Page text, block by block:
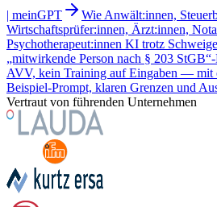
| meinGPT
Wie Anwält:innen,
Wirtschaftsprüfer:innen, Ärzt:innen,
Psychotherapeut:innen KI trotz
„mitwirkende Person nach § 203
AVV, kein Training auf Eingaben — mit
Beispiel-Prompt, klaren Grenzen und
Vertraut von führenden Unternehmen